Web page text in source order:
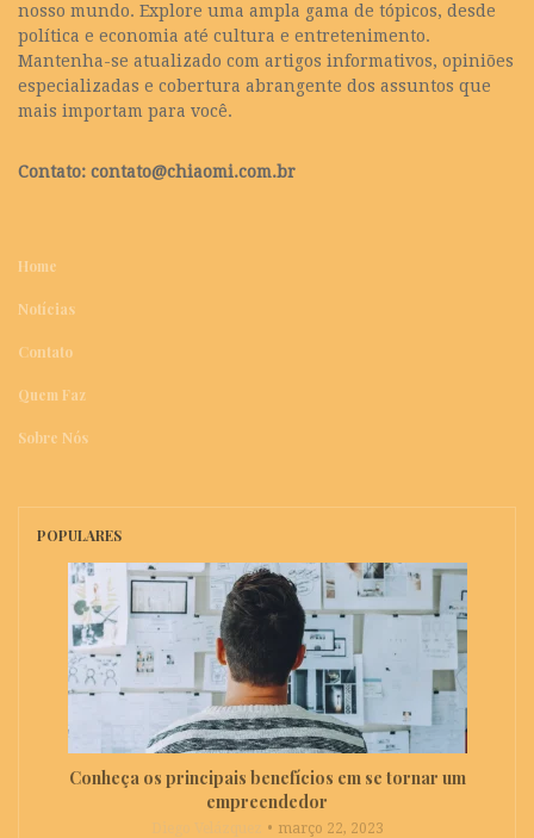
nosso mundo. Explore uma ampla gama de tópicos, desde
política e economia até cultura e entretenimento.
Mantenha-se atualizado com artigos informativos, opiniões
especializadas e cobertura abrangente dos assuntos que
mais importam para você.
Contato: contato@chiaomi.com.br
Home
Notícias
Contato
Quem Faz
Sobre Nós
POPULARES
Conheça os principais benefícios em se tornar um
empreendedor
março 22, 2023